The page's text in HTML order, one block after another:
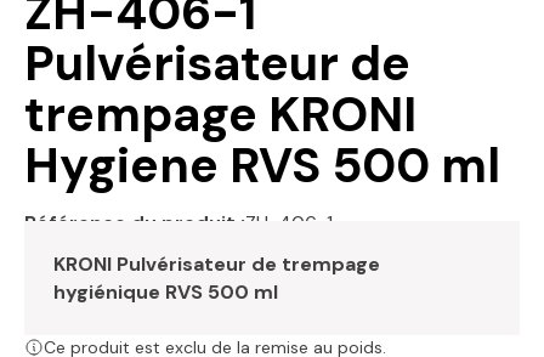
Pulvérisateur de
trempage KRONI
Hygiene RVS 500 ml
Référence du produit :ZH-406-1
KRONI Pulvérisateur de trempage
hygiénique RVS 500 ml
Ce produit est exclu de la remise au poids.